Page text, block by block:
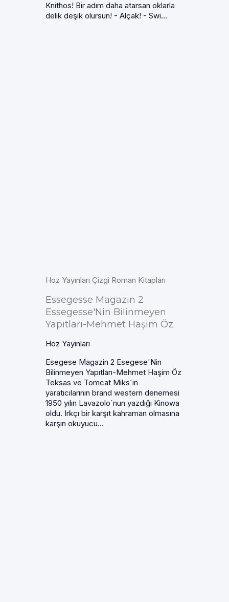
Knithos! Bir adım daha atarsan oklarla
delik deşik olursun! - Alçak! - Swi...
Hoz Yayınları Çizgi Roman Kitapları
Essegesse Magazin 2
Essegesse'Nin Bilinmeyen
Yapıtları-Mehmet Haşim Öz
Hoz Yayınları
Esegese Magazin 2 Esegese'Nin
Bilinmeyen Yapıtları-Mehmet Haşim Öz
Teksas ve Tomcat Miks´in
yaratıcılarının brand western denemesi
1950 yılın Lavazolo´nun yazdığı Kinowa
oldu. Irkçı bir karşıt kahraman olmasına
karşın okuyucu...